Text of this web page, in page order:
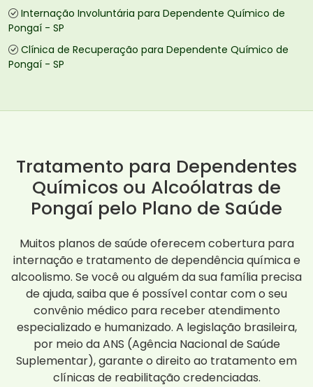
Internação Involuntária para Dependente Químico de
Pongaí - SP
Clínica de Recuperação para Dependente Químico de
Pongaí - SP
Tratamento para Dependentes
Químicos ou Alcoólatras de
Pongaí pelo Plano de Saúde
Muitos planos de saúde oferecem cobertura para
internação e tratamento de dependência química e
alcoolismo. Se você ou alguém da sua família precisa
de ajuda, saiba que é possível contar com o seu
convênio médico para receber atendimento
especializado e humanizado. A legislação brasileira,
por meio da ANS (Agência Nacional de Saúde
Suplementar), garante o direito ao tratamento em
clínicas de reabilitação credenciadas.